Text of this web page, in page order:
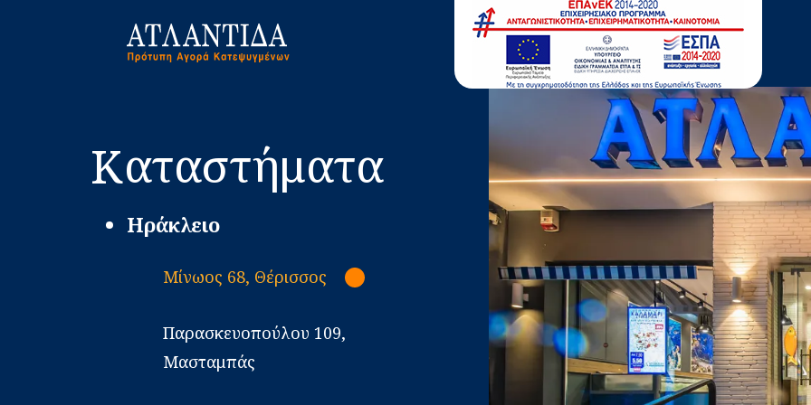
Καταστήματα
Ηράκλειο
Μίνωος 68, Θέρισσος
Παρασκευοπούλου 109,
Μασταμπάς